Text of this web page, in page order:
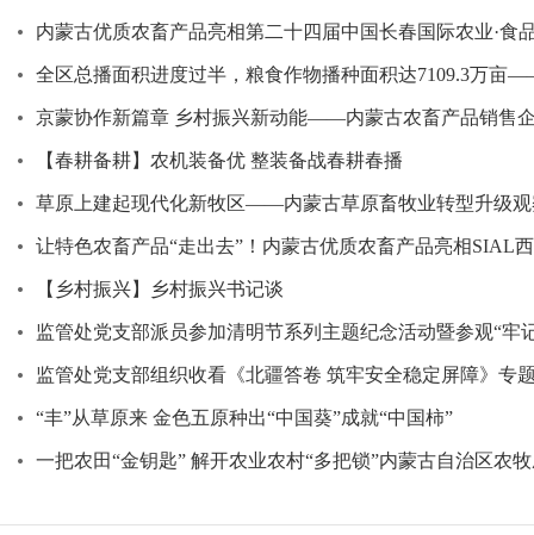
内蒙古优质农畜产品亮相第二十四届中国长春国际农业·食
全区总播面积进度过半，粮食作物播种面积达7109.3万亩
京蒙协作新篇章 乡村振兴新动能——内蒙古农畜产品销售
【春耕备耕】农机装备优 整装备战春耕春播
草原上建起现代化新牧区——内蒙古草原畜牧业转型升级
让特色农畜产品“走出去”！内蒙古优质农畜产品亮相SIAL
【乡村振兴】乡村振兴书记谈
监管处党支部派员参加清明节系列主题纪念活动暨参观“
监管处党支部组织收看《北疆答卷 筑牢安全稳定屏障》专
“丰”从草原来 金色五原种出“中国葵”成就“中国柿”
一把农田“金钥匙” 解开农业农村“多把锁”内蒙古自治区农